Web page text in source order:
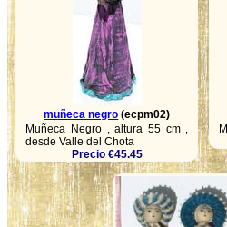
muñeca negro (ecpm02)
Muñeca Negro , altura 55 cm ,
desde Valle del Chota
Precio €45.45